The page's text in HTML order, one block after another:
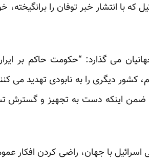
با انتشار خبر توفان را
می گذارد: “حکومت حاکم بر
کشور دیگری را به نابودی تهدید می
ضمن اینکه دست به تجهیز و گسترش
اسرائیل با جهان، راضی کردن افکار